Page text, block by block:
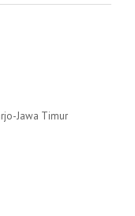
Jawa Timur